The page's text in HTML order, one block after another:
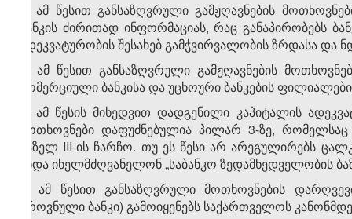
2. ამ წესით განსაზღვრული გამჟღავნების
ბანკის ძირითად ინფორმაციას, რაც განაპირობებს
ადეკვატურობის შესახებ გამჭვირვალობის ზრდასა და
3. ამ წესით განსაზღვრული გამჟღავნების
კომერციული ბანკისა და უცხოური ბანკების
4. ამ წესის მიხედვით დადგენილი კაპიტალის
მოთხოვნები დაფუძნებულია პილარ 3-ზე, რომელსაც
ბაზელ III-ის ჩარჩო. თუ ეს წესი არ არეგულირებს
უნდა იხელმძღვანელონ „საბანკო ზედამხედველობის
5. ამ წესით განსაზღვრული მოთხოვნების
ეროვნული ბანკი) გამოიყენებს საქართველოს